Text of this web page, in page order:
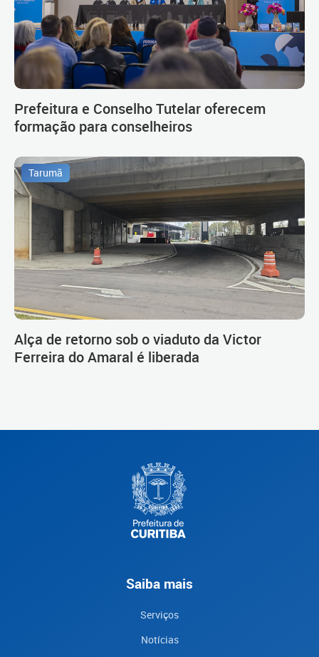
Prefeitura e Conselho Tutelar oferecem
formação para conselheiros
Tarumã
Alça de retorno sob o viaduto da Victor
Ferreira do Amaral é liberada
Saiba mais
Serviços
Notícias